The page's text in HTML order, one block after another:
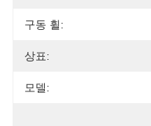
구동 휠:
상표:
모델: